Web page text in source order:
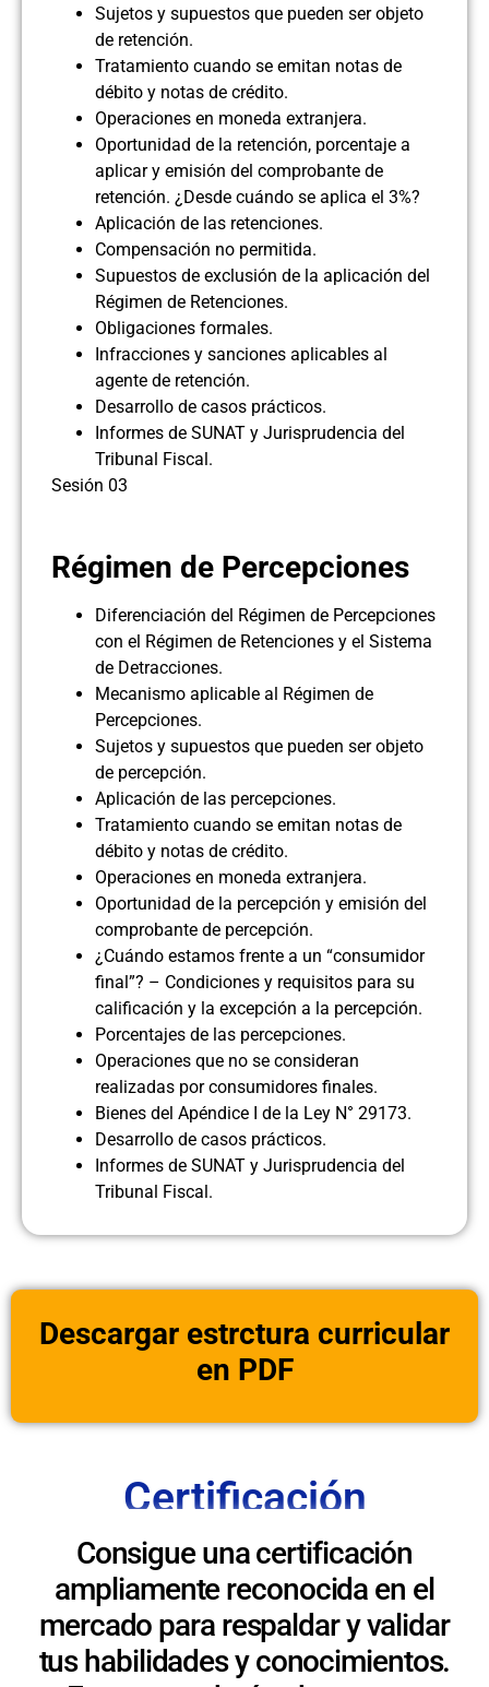
Sujetos y supuestos que pueden ser objeto
de retención.
Tratamiento cuando se emitan notas de
débito y notas de crédito.
Operaciones en moneda extranjera.
Oportunidad de la retención, porcentaje a
aplicar y emisión del comprobante de
retención. ¿Desde cuándo se aplica el 3%?
Aplicación de las retenciones.
Compensación no permitida.
Supuestos de exclusión de la aplicación del
Régimen de Retenciones.
Obligaciones formales.
Infracciones y sanciones aplicables al
agente de retención.
Desarrollo de casos prácticos.
Informes de SUNAT y Jurisprudencia del
Tribunal Fiscal.
Sesión 03
Régimen de Percepciones
Diferenciación del Régimen de Percepciones
con el Régimen de Retenciones y el Sistema
de Detracciones.
Mecanismo aplicable al Régimen de
Percepciones.
Sujetos y supuestos que pueden ser objeto
de percepción.
Aplicación de las percepciones.
Tratamiento cuando se emitan notas de
débito y notas de crédito.
Operaciones en moneda extranjera.
Oportunidad de la percepción y emisión del
comprobante de percepción.
¿Cuándo estamos frente a un “consumidor
final”? – Condiciones y requisitos para su
calificación y la excepción a la percepción.
Porcentajes de las percepciones.
Operaciones que no se consideran
realizadas por consumidores finales.
Bienes del Apéndice I de la Ley N° 29173.
Desarrollo de casos prácticos.
Informes de SUNAT y Jurisprudencia del
Tribunal Fiscal.
Descargar estrctura curricular
en PDF
Certificación
Consigue una certificación
ampliamente reconocida en el
mercado para respaldar y validar
tus habilidades y conocimientos.